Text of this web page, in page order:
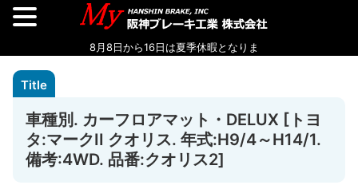
車種別. カーフロアマット・DELUX [トヨ
タ:マークII クオリス. 年式:H9/4～H14/1.
備考:4WD. 品番:クオリス2]